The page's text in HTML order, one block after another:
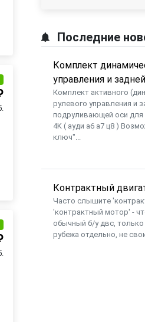
Последние
Комплект
управления и
Комплект активного
рулевого управления и
подруливающей оси для
4K ( ауди а6 а7 ц8 )
ключ"...
Контрактный
Часто слышите
'контрактный мотор' -
обычный б/у двс,
рубежа отдельно, не